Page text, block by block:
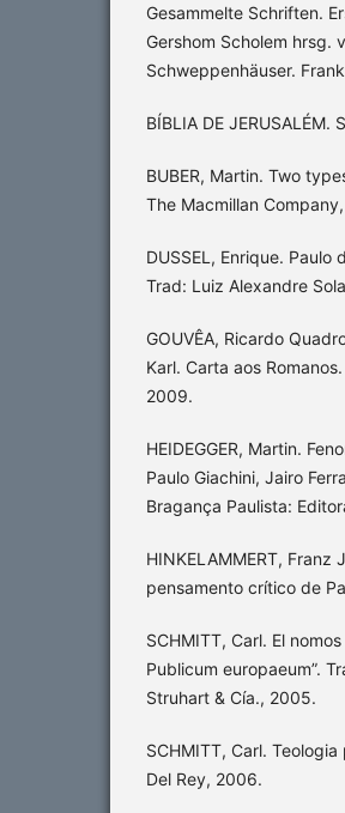
Gesammelte Schriften.
Gershom Scholem hrsg.
Schweppenhäuser.
BÍBLIA DE JERUSALÉM.
BUBER, Martin. Two
The Macmillan
DUSSEL, Enrique.
Trad: Luiz Alexandre
GOUVÊA, Ricardo
Karl. Carta aos
2009.
HEIDEGGER, Martin.
Paulo Giachini, Jairo
Bragança Paulista:
HINKELAMMERT,
pensamento crítico de
SCHMITT, Carl. El
Publicum europaeum”.
Struhart & Cía., 2005.
SCHMITT, Carl.
Del Rey, 2006.